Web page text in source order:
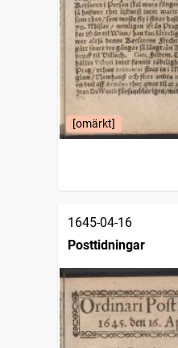
[omärkt]
1645-04-16
Posttidningar